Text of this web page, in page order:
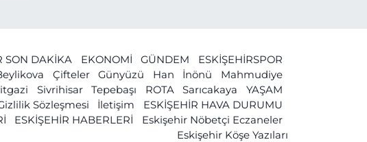
SON DAKİKA EKONOMİ GÜNDEM
ESKİŞEHİRSPOR
Çifteler Günyüzü Han İnönü
Mahmudiye
Sivrihisar Tepebaşı ROTA Sarıcakaya
YAŞAM
Sözleşmesi İletişim
ESKİŞEHİR HAVA DURUMU
ESKİŞEHİR HABERLERİ
Eskişehir Nöbetçi Eczaneler
Eskişehir Köşe Yazıları